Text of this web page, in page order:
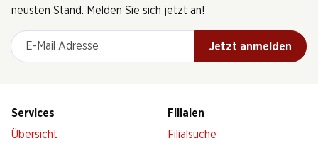
neusten Stand. Melden Sie sich jetzt an!
E-Mail Adresse
Jetzt anmelden
Services
Übersicht
Filialen
Filialsuche